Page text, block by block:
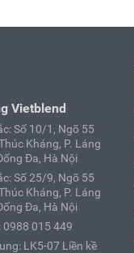
Vietblend
Số 10/1, Ngõ 55
Kháng, P. Láng
Đa, Hà Nội
Số 25/9, Ngõ 55
Kháng, P. Láng
Đa, Hà Nội
0988 015 449
LK5-07 Liền kề